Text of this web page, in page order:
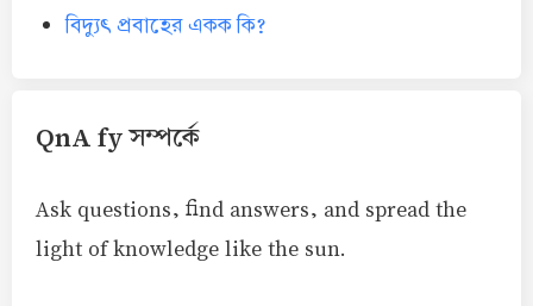
বিদ্যুৎ প্রবাহের একক কি?
QnA fy সম্পর্কে
Ask questions, find answers, and spread the
light of knowledge like the sun.